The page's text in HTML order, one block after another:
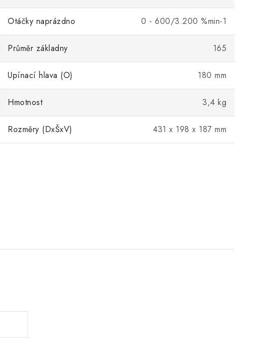
Otáčky naprázdno 0 - 600/3.200 %min-1
Průměr základny 165
Upínací hlava (O) 180 mm
Hmotnost 3,4 kg
Rozměry (DxŠxV) 431 x 198 x 187 mm